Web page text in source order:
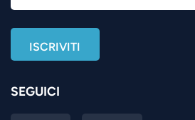
SEGUICI